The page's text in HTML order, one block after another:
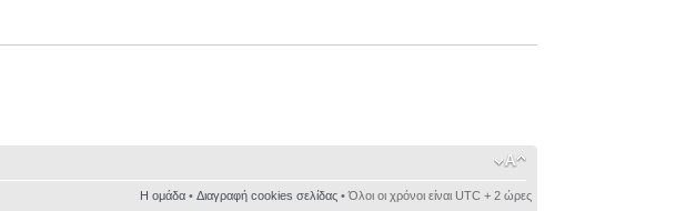
Η ομάδα• Διαγραφή cookies σελίδας• Όλοι οι χρόνοι είναι UTC + 2 ώρες